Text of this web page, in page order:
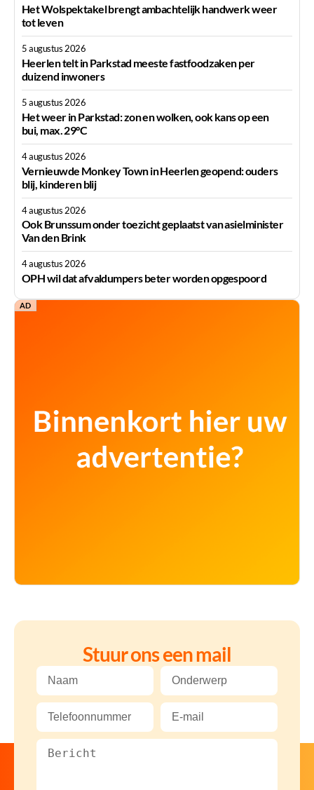
Het Wolspektakel brengt ambachtelijk handwerk weer
tot leven
5 augustus 2026
Heerlen telt in Parkstad meeste fastfoodzaken per
duizend inwoners
5 augustus 2026
Het weer in Parkstad: zon en wolken, ook kans op een
bui, max. 29°C
4 augustus 2026
Vernieuwde Monkey Town in Heerlen geopend: ouders
blij, kinderen blij
4 augustus 2026
Ook Brunssum onder toezicht geplaatst van asielminister
Van den Brink
4 augustus 2026
OPH wil dat afvaldumpers beter worden opgespoord
AD
Stuur ons een mail